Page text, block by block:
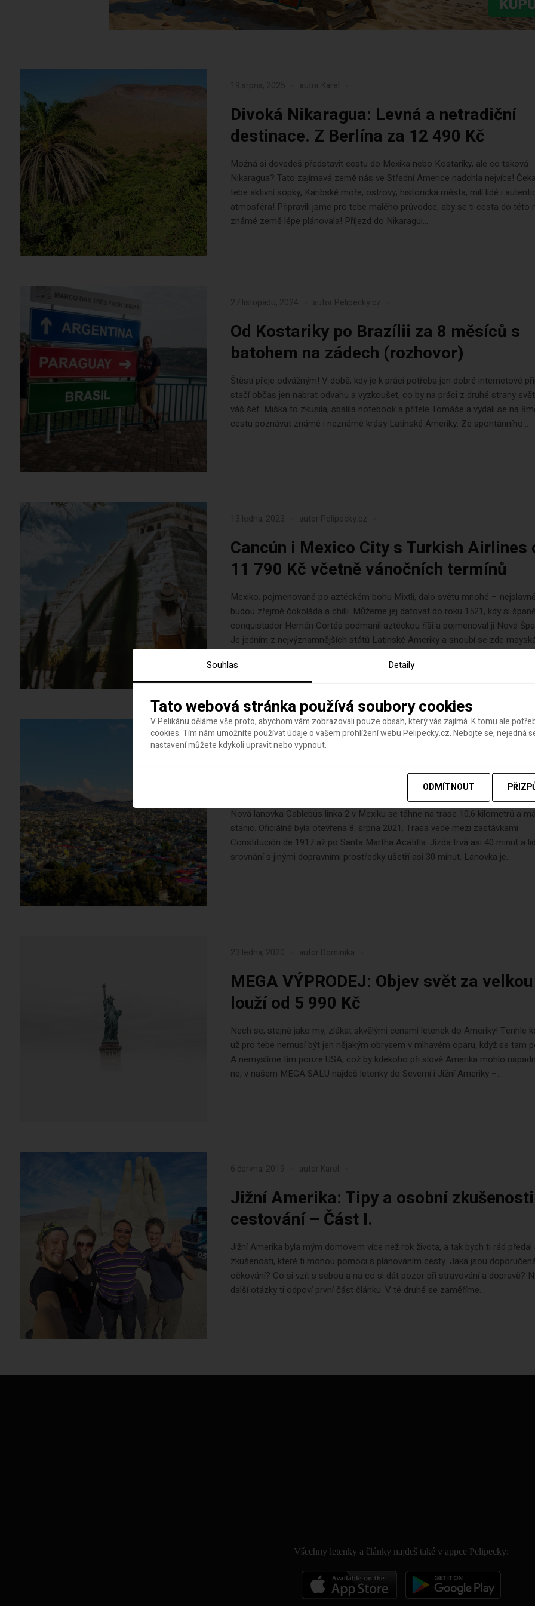
19 srpna, 2025 autor Karel
Divoká Nikaragua: Levná a netradiční
destinace. Z Berlína za 12 490 Kč
Možná si dovedeš představit cestu do Mexika nebo Kostariky, ale co taková
Nikaragua? Tato zajímavá země nás ve Střední Americe nadchla nejvíce!
tebe aktivní sopky, Karibské moře, ostrovy, historická města, milí lidé i
atmosféra! Připravili jsme pro tebe malého průvodce, aby se ti cesta do této
známé země lépe plánovala! Příjezd do Nikaragui...
27 listopadu, 2024 autor Pelipecky.cz
Od Kostariky po Brazílii za 8 měsíců s
batohem na zádech (rozhovor)
Štěstí přeje odvážným! V době, kdy je k práci potřeba jen dobré internetové
stačí občas jen nabrat odvahu a vyzkoušet, co by na práci z druhé strany
váš šéf. Miška to zkusila, sbalila notebook a přítele Tomáše a vydali se na
cestu poznávat známé i neznámé krásy Latinské Ameriky. Ze spontánního...
13 ledna, 2023 autor Pelipecky.cz
Cancún i Mexico City s Turkish Airlines
11 790 Kč včetně vánočních termínů
Mexiko, pojmenované po aztéckém bohu Mixtli, dalo světu mnohé –
budou zřejmě čokoláda a chilli. Můžeme jej datovat do roku 1521, kdy si
conquistador Hernán Cortés podmanil aztéckou říši a pojmenoval ji Nové
Je jedním z nejvýznamnějších států Latinské Ameriky a snoubí se zde
17 srpna, 2021 autorHana Hudson
Nová lanovka Cablebús linka 2 v Mexiku se táhne na trase 10,6 kilometrů a
stanic. Oficiálně byla otevřena 8. srpna 2021. Trasa vede mezi zastávkami
Constitución de 1917 až po Santa Martha Acatitla. Jízda trvá asi 40 minut a
srovnání s jinými dopravními prostředky ušetří asi 30 minut. Lanovka je...
23 ledna, 2020 autor Dominika
MEGA VÝPRODEJ: Objev svět za velkou
louží od 5 990 Kč
Nech se, stejně jako my, zlákat skvělými cenami letenek do Ameriky! Tenhle
už pro tebe nemusí být jen nějakým obrysem v mlhavém oparu, když se tam
A nemyslíme tím pouze USA, což by kdekoho při slově Amerika mohlo
ne, v našem MEGA SALU najdeš letenky do Severní i Jižní Ameriky –...
6 června, 2019 autor Karel
Jižní Amerika: Tipy a osobní
cestování – Část I.
Jižní Amerika byla mým domovem více než rok života, a tak bych ti rád předal
zkušenosti, které ti mohou pomoci s plánováním cesty. Jaká jsou
očkování? Co si vzít s sebou a na co si dát pozor při stravování a dopravě?
další otázky ti odpoví první část článku. V té druhé se zaměříme...
Všechny letenky a články najdeš také v appce Pelipecky:
Souhlas Detaily
Tato webová stránka používá soubory cookies
V Pelikánu děláme vše proto, abychom vám zobrazovali pouze obsah, který vás zajímá. K tomu ale
cookies. Tím nám umožníte používat údaje o vašem prohlížení webu Pelipecky.cz. Nebojte se, nejedná
nastavení můžete kdykoli upravit nebo vypnout.
ODMÍTNOUT